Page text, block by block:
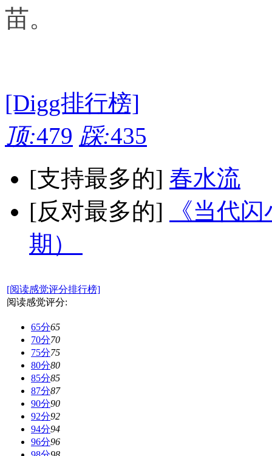
苗。
[Digg排行榜]
顶:479 踩:435
[支持最多的] 春水流
[反对最多的]
《当代
期）
[阅读感觉评分排行榜]
阅读感觉评分:
65分65
70分70
75分75
80分80
85分85
87分87
90分90
92分92
94分94
96分96